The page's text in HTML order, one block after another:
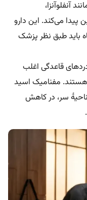
می‌کند. این دارو
تب در کودکان بالای ۶ ماه باید طبق نظر پزشک
قاعدگی اغلب
هستند. مفنامیک اسید
سر، در کاهش